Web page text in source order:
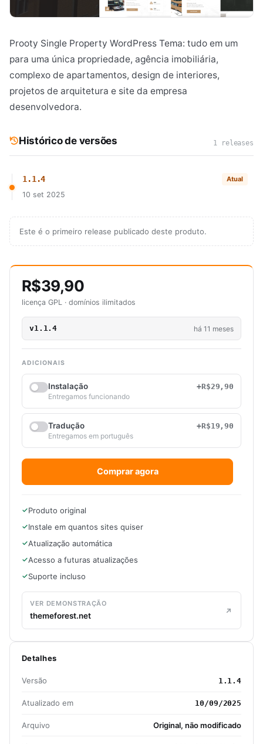
Prooty Single Property WordPress Tema: tudo em um
para uma única propriedade, agência imobiliária,
complexo de apartamentos, design de interiores,
projetos de arquitetura e site da empresa
desenvolvedora.
Histórico de versões 1 releases
1.1.4 Atual
10 set 2025
Este é o primeiro release publicado deste produto.
R$39,90
licença GPL · domínios ilimitados
v1.1.4 há 11 meses
ADICIONAIS
Instalação
+R$29,90
Entregamos funcionando
Tradução
+R$19,90
Entregamos em português
Comprar agora
Produto original
Instale em quantos sites quiser
Atualização automática
Acesso a futuras atualizações
Suporte incluso
VER DEMONSTRAÇÃO
themeforest.net
Detalhes
Versão 1.1.4
Atualizado em 10/09/2025
Arquivo Original, não modificado